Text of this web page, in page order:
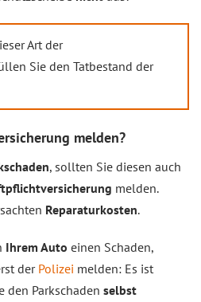
Art der
Sie den Tatbestand der
melden?
, sollten Sie diesen auch
melden.
Reparaturkosten.
Ihrem Auto einen Schaden,
der Polizei melden: Es ist
den Parkschaden selbst